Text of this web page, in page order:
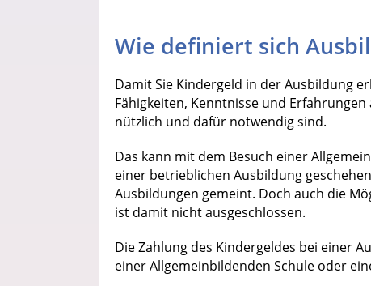
Wie definiert sich
Damit Sie Kindergeld in der Ausbildung
Fähigkeiten, Kenntnisse und
nützlich und dafür notwendig sind.
Das kann mit dem Besuch einer
einer betrieblichen Ausbildung
Ausbildungen gemeint. Doch auch die
ist damit nicht ausgeschlossen.
Die Zahlung des Kindergeldes bei einer
einer Allgemeinbildenden Schule oder